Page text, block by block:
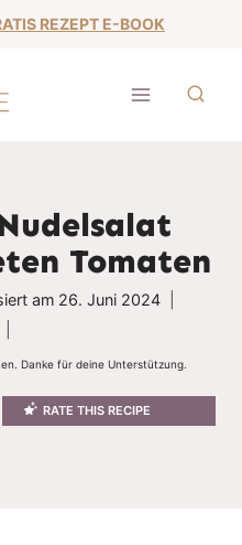
REZEPT E-BOOK
Tomaten
am 26. Juni 2024
Danke für deine Unterstützung.
RATE THIS RECIPE